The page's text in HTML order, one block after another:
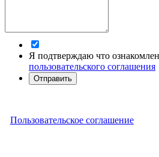
Я подтверждаю что
пользовательского соглашения
Отправить
Пользовательское соглашение